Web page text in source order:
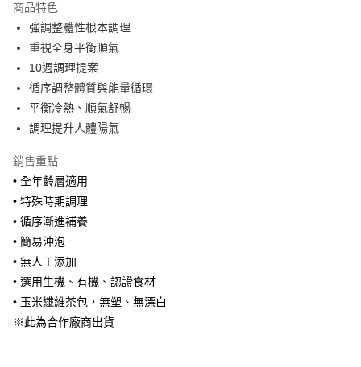
全盈+PAY
大哥付你分期
相關說明
【大哥付你分期使用說明】
1.本服務由台灣大哥大提供，台灣大哥大用戶可立即使用無須另外申請。
2.付款方式選擇「大哥付你分期」，訂單成立後會自動跳轉到大哥付的交易
流程，驗證手機門號後，選擇欲分期的期數、繳款截止日，確認付款後即完
3.實際核准額度、可分期數及費用金額請依後續交易確認頁面所載為準。
4.訂單成立30分鐘內，如未前往確認交易或遇審核未通過，訂單將自動取
消。如遇「轉專審核」未通過狀況，表示未達大哥付你分期系統評分，恕無
法說明評估內容。
1.分期款項不併入電信帳單，「大哥付你分期」於每月結算日後寄送繳費提
醒簡訊。
2.透過簡訊連結打開帳單後，可選擇「超商條碼／台灣大直營門市／銀行轉
帳／街口支付／iPASS MONEY」等通路繳費。
【注意事項】
1.本服務係由「台灣大哥大股份有限公司」（以下簡稱本公司）所提供，讓
用戶於交易時，得透過本服務購買商品或服務，並由商店將買賣／分期付款
ATM付款
運送方式
宅配$499免運
每筆NT$150，滿NT$499(含以上)免運費
商品特色
強調整體性根本調理
重視全身平衡順氣
10週調理提案
循序調整體質與能量循環
平衡冷熱、順氣舒暢
調理提升人體陽氣
銷售重點
• 全年齡層適用
• 特殊時期調理
• 循序漸進補養
• 簡易沖泡
• 無人工添加
• 選用生機、有機、認證食材
• 玉米纖維茶包，無塑、無漂白
※此為合作廠商出貨